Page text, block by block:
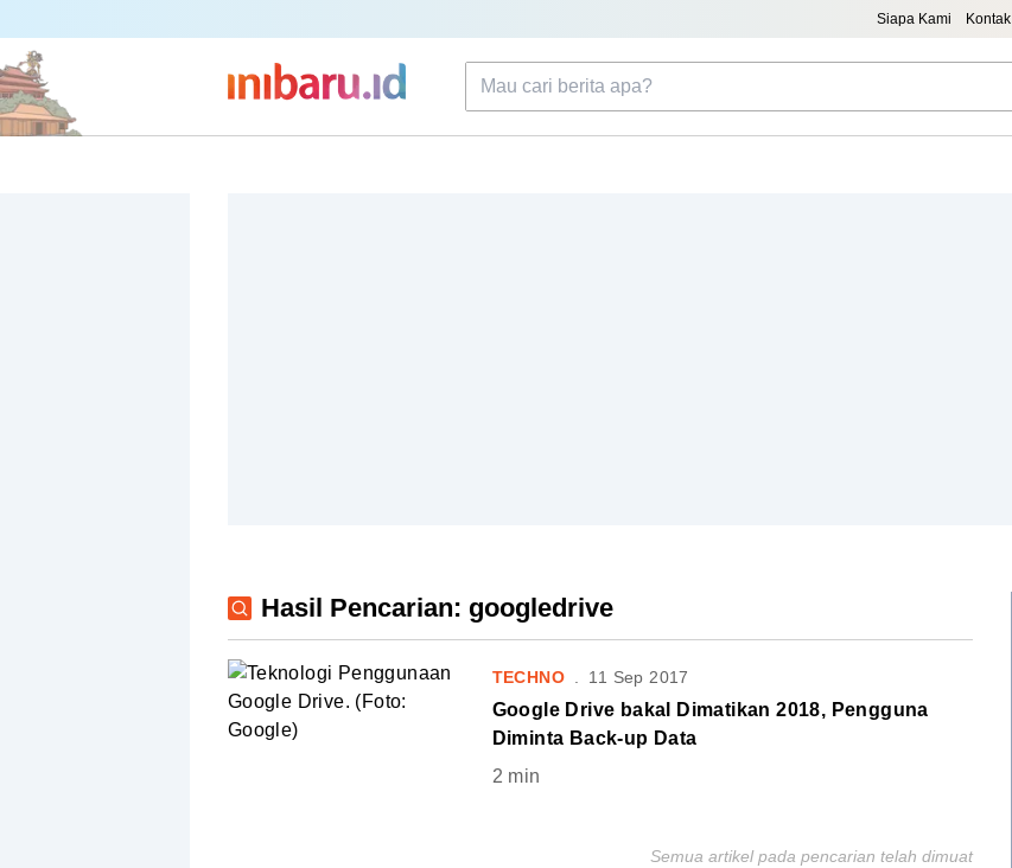
Siapa Kami Kontak
Hasil Pencarian: googledrive
TECHNO 11 Sep 2017
Google Drive bakal Dimatikan 2018, Pengguna
Diminta Back-up Data
2 min
Semua artikel pada pencarian telah dimuat